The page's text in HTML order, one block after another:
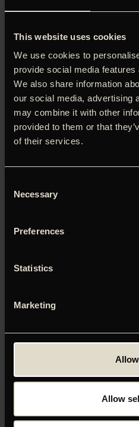
This website uses cookies
We use cookies to
provide social media
We also share information
our social media, advertising
may combine it with other
provided to them or that
of their services.
Selection
Necessary
Preferences
Statistics
Marketing
Allow
bondegårde er ene om at
gendarmer har ikke mange
at hele fem forskellige
forståelse af det samlede
det afrikanske kontinent. Det
svært kategoriserbar thriller,
Hollywood Reporter
‘Fargo’ og ‘Babel’, som det
Atom Egoyan, der svingede
Du skal tillade marketing-
LÆNGDE